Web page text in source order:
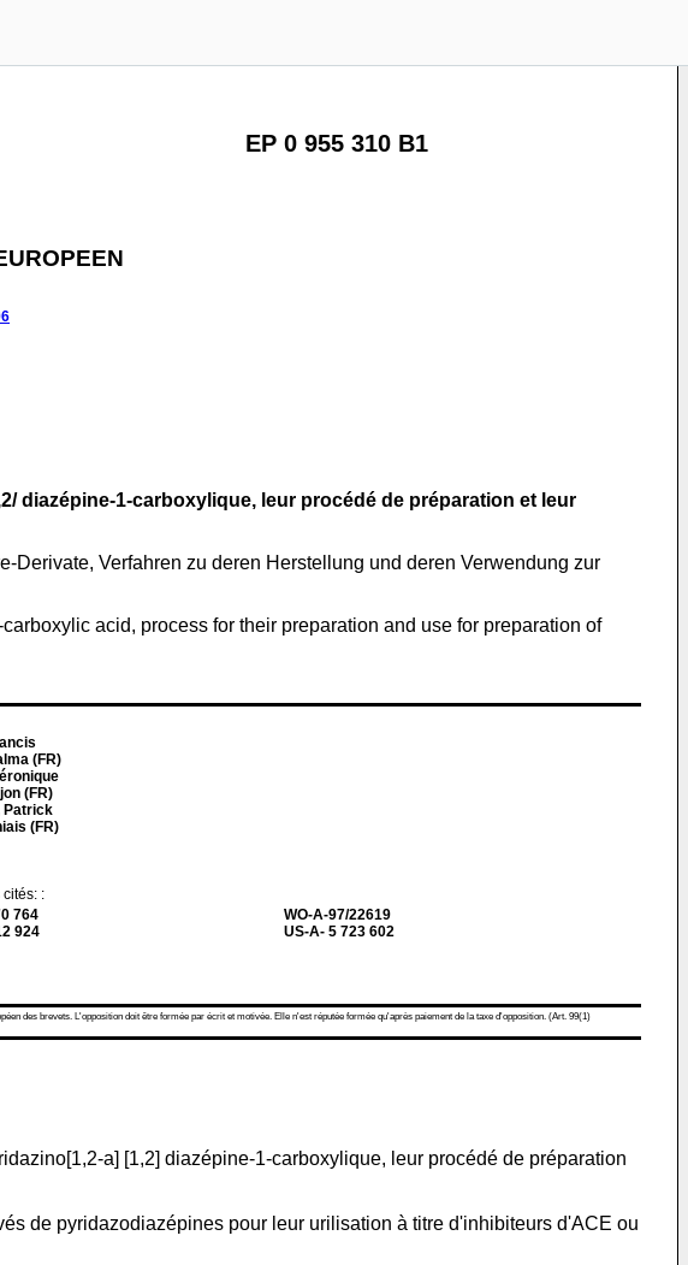
EP 0 955 310 B1
diazépine-1-carboxylique, leur procédé de préparation et leur
Derivate, Verfahren zu deren Herstellung und deren Verwendung zur
acid, process for their preparation and use for preparation of
(FR)
(FR)
Patrick
(FR)
cités: :
764
924
WO-A-97/22619
US-A- 5 723 602
des brevets. L'opposition doit être formée par écrit et motivée. Elle n'est réputée formée qu'après paiement de la taxe d'opposition. (Art. 99(1)
a] [1,2] diazépine-1-carboxylique, leur procédé de préparation
de pyridazodiazépines pour leur urilisation à titre d'inhibiteurs d'ACE ou